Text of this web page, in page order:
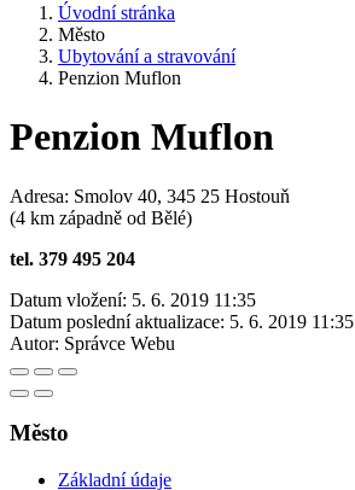
Úvodní stránka
Město
Ubytování a stravování
Penzion Muflon
Penzion Muflon
Adresa: Smolov 40, 345 25 Hostouň
(4 km západně od Bělé)
tel. 379 495 204
Datum vložení: 5. 6. 2019 11:35
Datum poslední aktualizace: 5. 6. 2019 11:35
Autor: Správce Webu
Město
Základní údaje